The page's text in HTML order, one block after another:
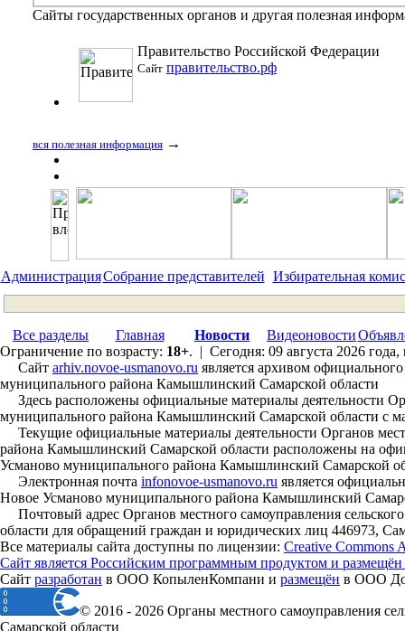
Сайты государственных органов и другая полезная
Правительство Российской Федерации
Сайт правительство.рф
вся полезная информация →
АдминистрацияСобрание представителей Избирательная
Все разделы Главная Новости Видеоновости
Ограничение по возрасту: 18+. | Сегодня: 09 августа 2026
Сайт arhiv.novoe-usmanovo.ru является архивом
муниципального района Камышлинский Самарской области
Здесь расположены официальные материалы деятельности
муниципального района Камышлинский Самарской области с
Текущие официальные материалы деятельности Органов
района Камышлинский Самарской области расположены на
Усманово муниципального района Камышлинский Самарской
Электронная почта infonovoe-usmanovo.ru является
Новое Усманово муниципального района Камышлинский
Почтовый адрес Органов местного самоуправления
области для обращений граждан и юридических лиц 446973,
Все материалы сайта доступны по лицензии: Creative Commons
Сайт является Российским программным продуктом и
Сайт разработан в ООО КопыленКомпани и размещён в ООО
© 2016 - 2026 Органы местного самоуправления
Самарской области